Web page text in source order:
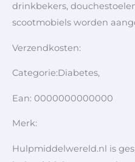
drinkbekers,
scootmobiels worden
Verzendkosten:
Categorie:Diabetes,
Ean: 0000000000000
Merk:
Hulpmiddelwereld.nl is